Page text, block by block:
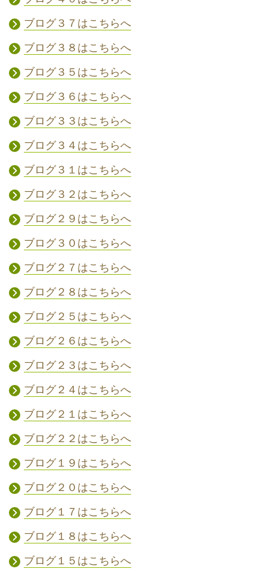
ブログ３７はこちらへ
ブログ３８はこちらへ
ブログ３５はこちらへ
ブログ３６はこちらへ
ブログ３３はこちらへ
ブログ３４はこちらへ
ブログ３１はこちらへ
ブログ３２はこちらへ
ブログ２９はこちらへ
ブログ３０はこちらへ
ブログ２７はこちらへ
ブログ２８はこちらへ
ブログ２５はこちらへ
ブログ２６はこちらへ
ブログ２３はこちらへ
ブログ２４はこちらへ
ブログ２１はこちらへ
ブログ２２はこちらへ
ブログ１９はこちらへ
ブログ２０はこちらへ
ブログ１７はこちらへ
ブログ１８はこちらへ
ブログ１５はこちらへ